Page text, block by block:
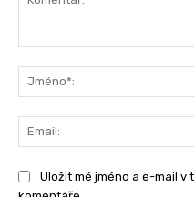
Uložit mé jméno a e-mail